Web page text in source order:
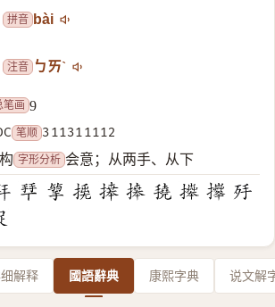
拼音 bài
注音 ㄅㄞˋ
笔画 9
笔顺 311311112
字形分析 会意；从两手、从下
解释 國語辭典 康熙字典 说文解